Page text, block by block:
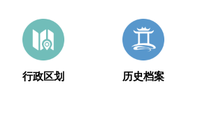
行政区划 历史档案